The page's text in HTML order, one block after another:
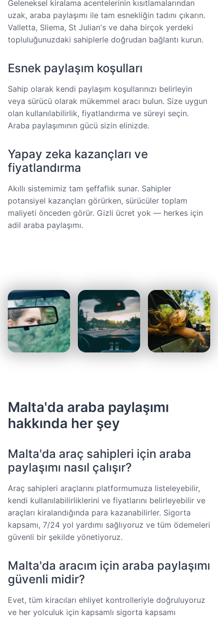
Geleneksel kiralama acentelerinin kısıtlamalarından
uzak, araba paylaşımı ile tam esnekliğin tadını çıkarın.
Valletta, Sliema, St Julian's ve daha birçok yerdeki
topluluğunuzdaki sahiplerle doğrudan bağlantı kurun.
Esnek paylaşım koşulları
Sahip olarak kendi paylaşım koşullarınızı belirleyin
veya sürücü olarak mükemmel aracı bulun. Size uygun
olan kullanılabilirlik, fiyatlandırma ve süreyi seçin.
Araba paylaşımının gücü sizin elinizde.
Yapay zeka kazançları ve
fiyatlandırma
Akıllı sistemimiz tam şeffaflık sunar. Sahipler
potansiyel kazançları görürken, sürücüler toplam
maliyeti önceden görür. Gizli ücret yok — herkes için
adil araba paylaşımı.
Malta'da araba paylaşımı
hakkında her şey
Malta'da araç sahipleri için araba
paylaşımı nasıl çalışır?
Araç sahipleri araçlarını platformumuza listeleyebilir,
kendi kullanılabilirliklerini ve fiyatlarını belirleyebilir ve
araçları kiralandığında para kazanabilirler. Sigorta
kapsamı, 7/24 yol yardımı sağlıyoruz ve tüm ödemeleri
güvenli bir şekilde yönetiyoruz.
Malta'da aracım için araba paylaşımı
güvenli midir?
Evet, tüm kiracıları ehliyet kontrolleriyle doğruluyoruz
ve her yolculuk için kapsamlı sigorta kapsamı